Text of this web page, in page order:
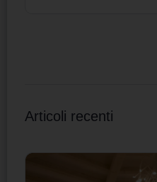
Articoli recenti